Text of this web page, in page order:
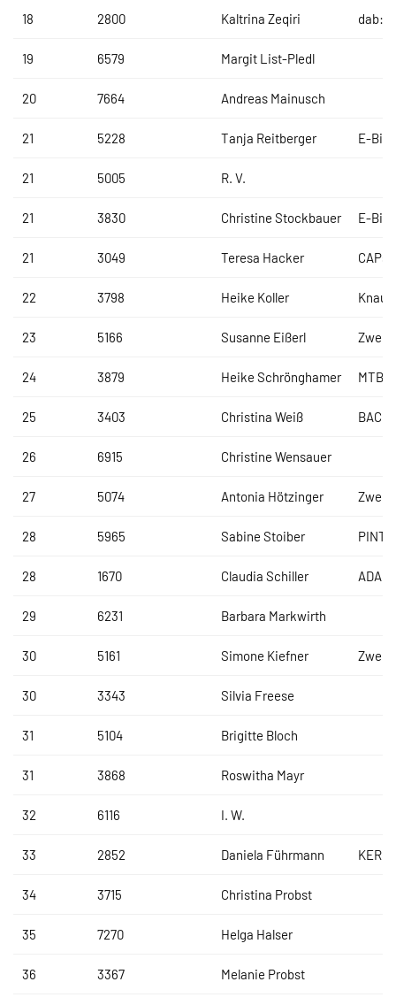
18 2800 Kaltrina Zeqiri
19 6579 Margit List-Pledl
20 7664 Andreas Mainusch
21 5228 Tanja Reitberger E-
21 5005 R. V.
21 3830 Christine Stockbauer E-
21 3049 Teresa Hacker
22 3798 Heike Koller
23 5166 Susanne Eißerl
24 3879 Heike Schrönghamer MTB
25 3403 Christina Weiß
26 6915 Christine Wensauer
27 5074 Antonia Hötzinger
28 5965 Sabine Stoiber
28 1670 Claudia Schiller ADAC
29 6231 Barbara Markwirth
30 5161 Simone Kiefner
30 3343 Silvia Freese
31 5104 Brigitte Bloch
31 3868 Roswitha Mayr
32 6116 I. W.
33 2852 Daniela Führmann
34 3715 Christina Probst
35 7270 Helga Halser
36 3367 Melanie Probst